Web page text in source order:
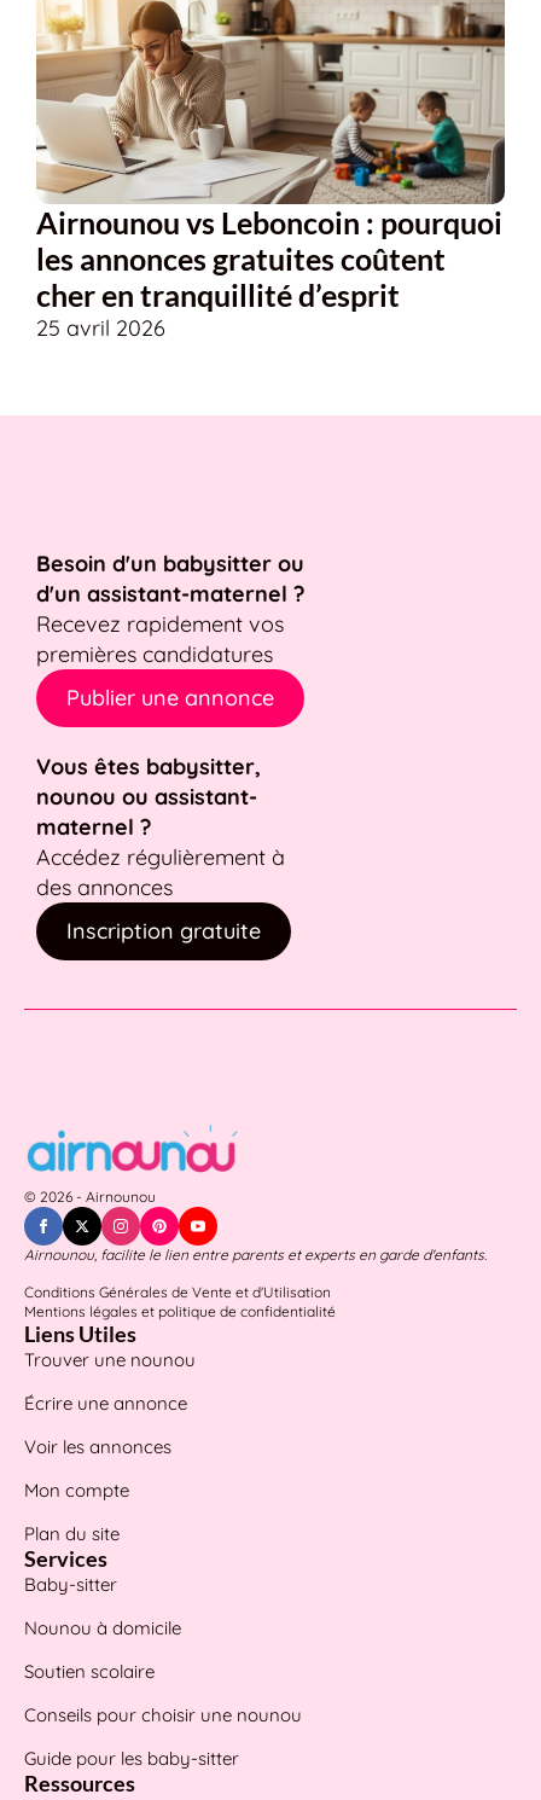
Airnounou vs Leboncoin : pourquoi
les annonces gratuites coûtent
cher en tranquillité d’esprit
25 avril 2026
Besoin d'un babysitter ou
d'un assistant-maternel ?
Recevez rapidement vos
premières candidatures
Publier une annonce
Vous êtes babysitter,
nounou ou assistant-
maternel ?
Accédez régulièrement à
des annonces
Inscription gratuite
© 2026 - Airnounou
Airnounou, facilite le lien entre parents et experts en garde d'enfants.
Conditions Générales de Vente et d'Utilisation
Mentions légales et politique de confidentialité
Liens Utiles
Trouver une nounou
Écrire une annonce
Voir les annonces
Mon compte
Plan du site
Services
Baby-sitter
Nounou à domicile
Soutien scolaire
Conseils pour choisir une nounou
Guide pour les baby-sitter
Ressources